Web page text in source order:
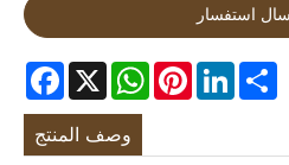
Facebook X
WhatsAppPinterest
وصف المنتج